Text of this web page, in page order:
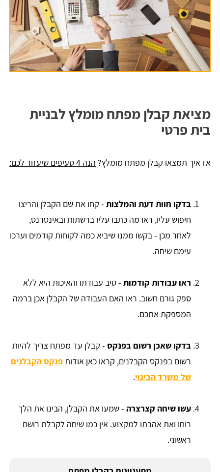
מציאת קבלן מפתח מומלץ לבניית
בית פרטי
אז איך תמצאו קבלן מפתח מומלץ? הנה 4 סעיפים שיעזור לכם:
בדקו חוות דעת והמלצות - קחו את שם הקבלן והריצו
חיפוש עליו, ראו מה כתבו עליו ברשתות ובאינטרנט,
לאחר מכן - בקשו ממנו שיביא כמה לקוחות קודמים וערכו
עימם שיחה.
ראו עבודות קודמות - טיב עבודתו והאיכות היא ללא
ספק גורם חשוב. ראו האם העבודה של הקבלן אכן ברמה
המספקת אתכם.
בדקו שאכן רשום בפנקס - קבלן עד מפתח צריך להיות
רשום בפנקס הקבלנים, קראו כאן אודותפנקס הקבלנים
של משרד הבינוי.
עשו שיחה קצרצרה - שמעו את הקבלן, הבינו את הלך
רוחו ואת אהבתו למקצוע. אין כמו שיחה לקבלת רושם
ראשוני.